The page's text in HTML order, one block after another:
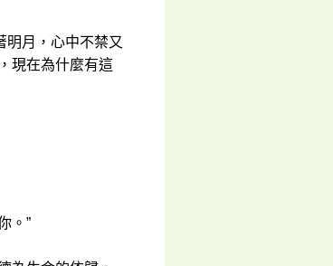
明月，心中不禁又
現在為什麼有這
。”